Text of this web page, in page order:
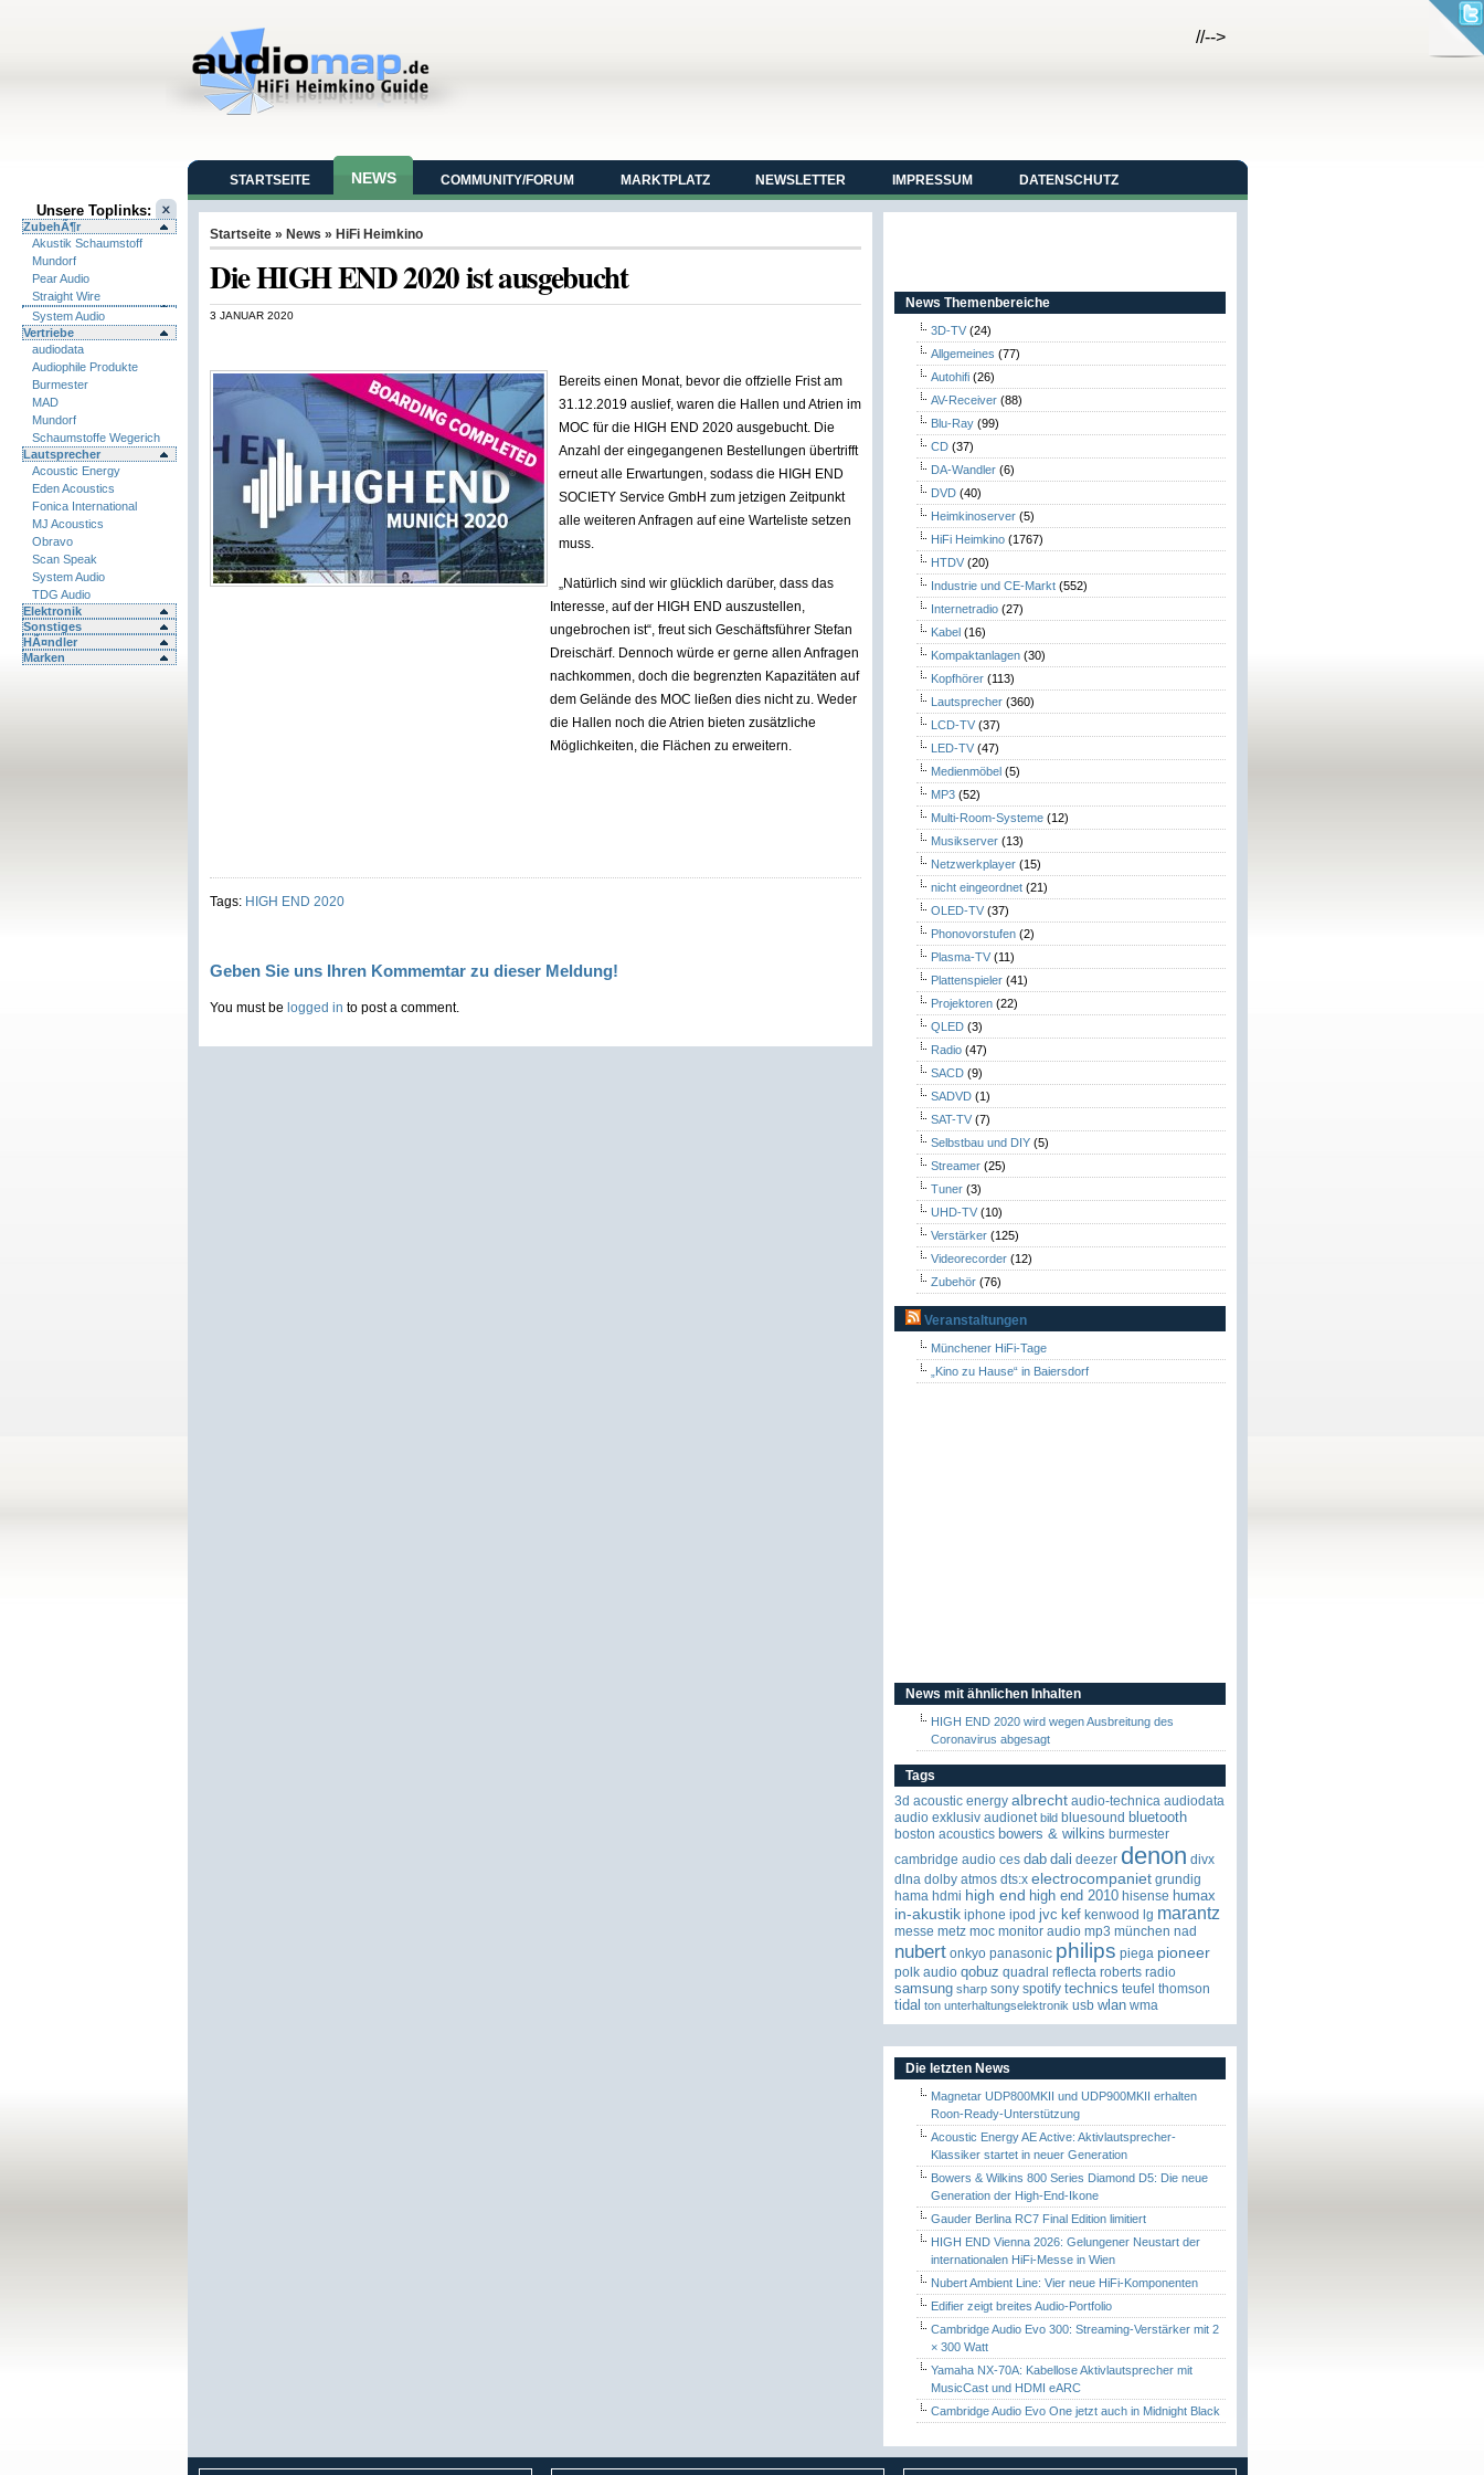
//-->
Unsere Toplinks:
ZubehÃ¶r
Akustik Schaumstoff
Mundorf
Pear Audio
Straight Wire
System Audio
Vertriebe
audiodata
Audiophile Produkte
Burmester
MAD
Mundorf
Schaumstoffe Wegerich
Lautsprecher
Acoustic Energy
Eden Acoustics
Fonica International
MJ Acoustics
Obravo
Scan Speak
System Audio
TDG Audio
Elektronik
Sonstiges
HÃ¤ndler
Marken
STARTSEITE NEWS COMMUNITY/FORUM MARKTPLATZ NEWSLETTER IMPRESSUM DATENSCHUTZ
Startseite » News » HiFi Heimkino
Die HIGH END 2020 ist ausgebucht
3 JANUAR 2020
Bereits einen Monat, bevor die offzielle Frist am
31.12.2019 auslief, waren die Hallen und Atrien im
MOC für die HIGH END 2020 ausgebucht. Die
Anzahl der eingegangenen Bestellungen übertrifft
erneut alle Erwartungen, sodass die HIGH END
SOCIETY Service GmbH zum jetzigen Zeitpunkt
alle weiteren Anfragen auf eine Warteliste setzen
muss.
„Natürlich sind wir glücklich darüber, dass das
Interesse, auf der HIGH END auszustellen,
ungebrochen ist“, freut sich Geschäftsführer Stefan
Dreischärf. Dennoch würde er gerne allen Anfragen
nachkommen, doch die begrenzten Kapazitäten auf
dem Gelände des MOC ließen dies nicht zu. Weder
die Hallen noch die Atrien bieten zusätzliche
Möglichkeiten, die Flächen zu erweitern.
Tags: HIGH END 2020
Geben Sie uns Ihren Kommemtar zu dieser Meldung!
You must be logged in to post a comment.
News Themenbereiche
3D-TV (24)
Allgemeines (77)
Autohifi (26)
AV-Receiver (88)
Blu-Ray (99)
CD (37)
DA-Wandler (6)
DVD (40)
Heimkinoserver (5)
HiFi Heimkino (1767)
HTDV (20)
Industrie und CE-Markt (552)
Internetradio (27)
Kabel (16)
Kompaktanlagen (30)
Kopfhörer (113)
Lautsprecher (360)
LCD-TV (37)
LED-TV (47)
Medienmöbel (5)
MP3 (52)
Multi-Room-Systeme (12)
Musikserver (13)
Netzwerkplayer (15)
nicht eingeordnet (21)
OLED-TV (37)
Phonovorstufen (2)
Plasma-TV (11)
Plattenspieler (41)
Projektoren (22)
QLED (3)
Radio (47)
SACD (9)
SADVD (1)
SAT-TV (7)
Selbstbau und DIY (5)
Streamer (25)
Tuner (3)
UHD-TV (10)
Verstärker (125)
Videorecorder (12)
Zubehör (76)
Veranstaltungen
Münchener HiFi-Tage
„Kino zu Hause“ in Baiersdorf
News mit ähnlichen Inhalten
HIGH END 2020 wird wegen Ausbreitung des
Coronavirus abgesagt
Tags
3d acoustic energy albrecht audio-technica audiodata
audio exklusiv audionet bild bluesound bluetooth
boston acoustics bowers & wilkins burmester
cambridge audio ces dab dali deezer denon divx
dlna dolby atmos dts:x electrocompaniet grundig
hama hdmi high end high end 2010 hisense humax
in-akustik iphone ipod jvc kef kenwood lg marantz
messe metz moc monitor audio mp3 münchen nad
nubert onkyo panasonic philips piega pioneer
polk audio qobuz quadral reflecta roberts radio
samsung sharp sony spotify technics teufel thomson
tidal ton unterhaltungselektronik usb wlan wma
Die letzten News
Magnetar UDP800MKII und UDP900MKII erhalten
Roon-Ready-Unterstützung
Acoustic Energy AE Active: Aktivlautsprecher-
Klassiker startet in neuer Generation
Bowers & Wilkins 800 Series Diamond D5: Die neue
Generation der High-End-Ikone
Gauder Berlina RC7 Final Edition limitiert
HIGH END Vienna 2026: Gelungener Neustart der
internationalen HiFi-Messe in Wien
Nubert Ambient Line: Vier neue HiFi-Komponenten
Edifier zeigt breites Audio-Portfolio
Cambridge Audio Evo 300: Streaming-Verstärker mit 2
× 300 Watt
Yamaha NX-70A: Kabellose Aktivlautsprecher mit
MusicCast und HDMI eARC
Cambridge Audio Evo One jetzt auch in Midnight Black